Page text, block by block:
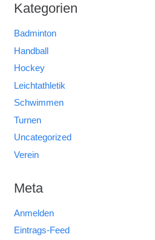
Kategorien
Badminton
Handball
Hockey
Leichtathletik
Schwimmen
Turnen
Uncategorized
Verein
Meta
Anmelden
Eintrags-Feed